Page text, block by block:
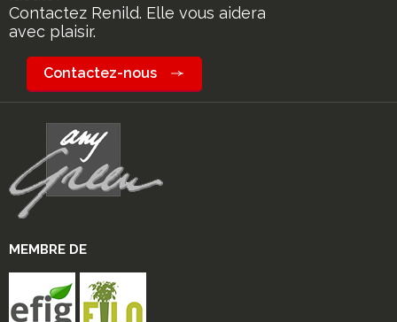
Contactez Renild. Elle vous aidera
avec plaisir.
Contactez-nous
MEMBRE DE